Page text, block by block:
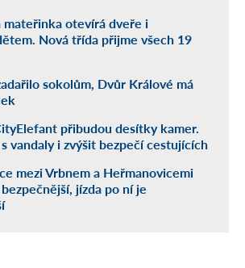
mateřinka otevírá dveře i
Nová třída přijme všech 19
sokolům, Dvůr Králové má
přibudou desítky kamer.
vandaly i zvýšit bezpečí cestujících
mezi Vrbnem a Heřmanovicemi
jízda po ní je